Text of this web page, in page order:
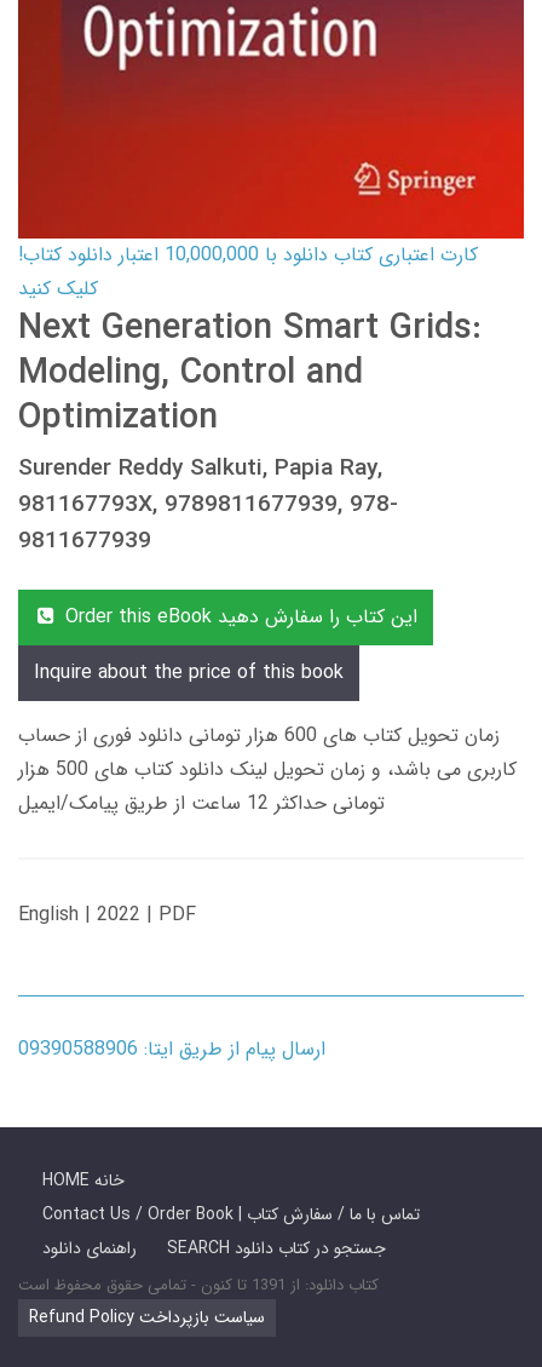
کارت اعتباری کتاب دانلود با 10,000,000 اعتبار دانلود کتاب!
کلیک کنید
Next Generation Smart Grids:
Modeling, Control and
Optimization
Surender Reddy Salkuti, Papia Ray,
981167793X, 9789811677939, 978-
9811677939
Order this eBook این کتاب را سفارش دهید
Inquire about the price of this book
زمان تحویل کتاب های 600 هزار تومانی دانلود فوری از حساب
کاربری می باشد، و زمان تحویل لینک دانلود کتاب های 500 هزار
تومانی حداکثر 12 ساعت از طریق پیامک/ایمیل
English | 2022 | PDF
ارسال پیام از طریق ایتا: 09390588906
HOME خانه
Contact Us / Order Book | تماس با ما / سفارش کتاب
راهنمای دانلود
SEARCH جستجو در کتاب دانلود
کتاب دانلود: از 1391 تا کنون - تمامی حقوق محفوظ است
Refund Policy سیاست بازپرداخت